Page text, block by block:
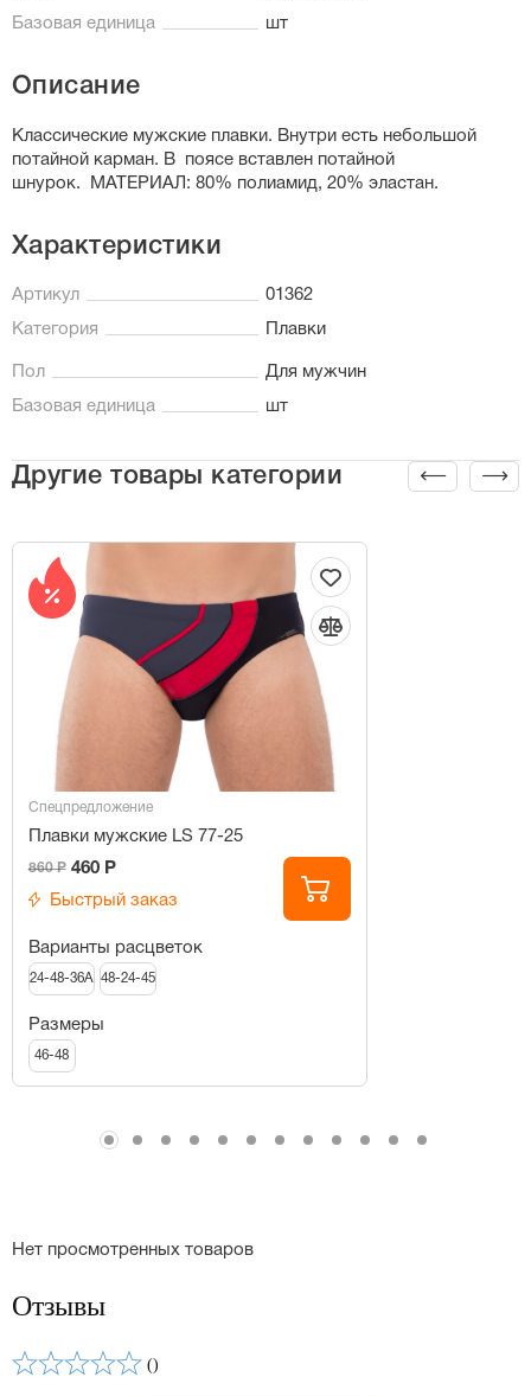
Базовая единица шт
Описание
Классические мужские плавки. Внутри есть небольшой
потайной карман. В поясе вставлен потайной
шнурок. МАТЕРИАЛ: 80% полиамид, 20% эластан.
Характеристики
Артикул 01362
Категория Плавки
Пол Для мужчин
Базовая единица шт
Другие товары категории
Спецпредложение
Плавки мужские LS 77-25
860 Р 460 Р
Быстрый заказ
Варианты расцветок
24-48-36А 48-24-45
Размеры
46-48
Нет просмотренных товаров
Отзывы
()